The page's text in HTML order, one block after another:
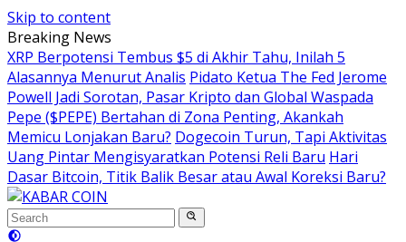
Skip to content
Breaking News
XRP Berpotensi Tembus $5 di Akhir Tahu, Inilah 5
Alasannya Menurut Analis Pidato Ketua The Fed Jerome
Powell Jadi Sorotan, Pasar Kripto dan Global Waspada
Pepe ($PEPE) Bertahan di Zona Penting, Akankah
Memicu Lonjakan Baru? Dogecoin Turun, Tapi Aktivitas
Uang Pintar Mengisyaratkan Potensi Reli Baru Hari
Dasar Bitcoin, Titik Balik Besar atau Awal Koreksi Baru?